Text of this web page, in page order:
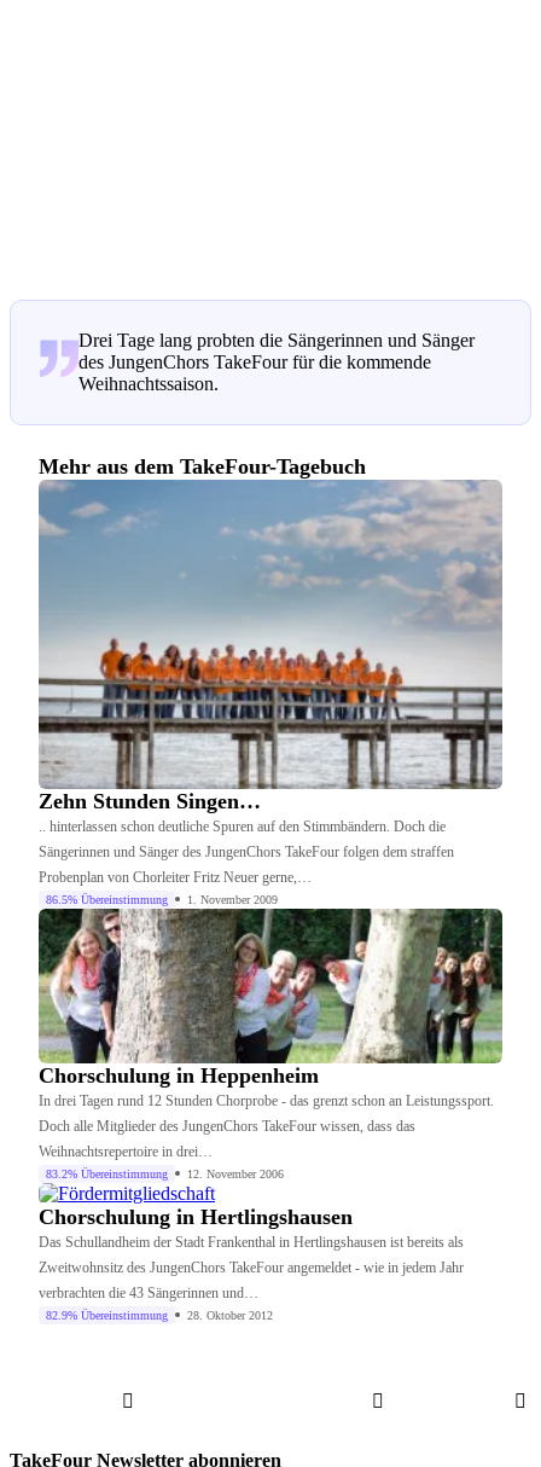
Drei Tage lang probten die Sängerinnen und Sänger
des JungenChors TakeFour für die kommende
Weihnachtssaison.
Mehr aus dem TakeFour-Tagebuch
Zehn Stunden Singen…
.. hinterlassen schon deutliche Spuren auf den Stimmbändern. Doch die
Sängerinnen und Sänger des JungenChors TakeFour folgen dem straffen
Probenplan von Chorleiter Fritz Neuer gerne,…
86.5% Übereinstimmung 1. November 2009
Chorschulung in Heppenheim
In drei Tagen rund 12 Stunden Chorprobe - das grenzt schon an Leistungssport.
Doch alle Mitglieder des JungenChors TakeFour wissen, dass das
Weihnachtsrepertoire in drei…
83.2% Übereinstimmung 12. November 2006
Chorschulung in Hertlingshausen
Das Schullandheim der Stadt Frankenthal in Hertlingshausen ist bereits als
Zweitwohnsitz des JungenChors TakeFour angemeldet - wie in jedem Jahr
verbrachten die 43 Sängerinnen und…
82.9% Übereinstimmung 28. Oktober 2012
TakeFour Newsletter abonnieren